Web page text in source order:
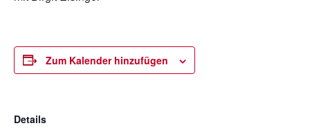
Zum Kalender hinzufügen
Details